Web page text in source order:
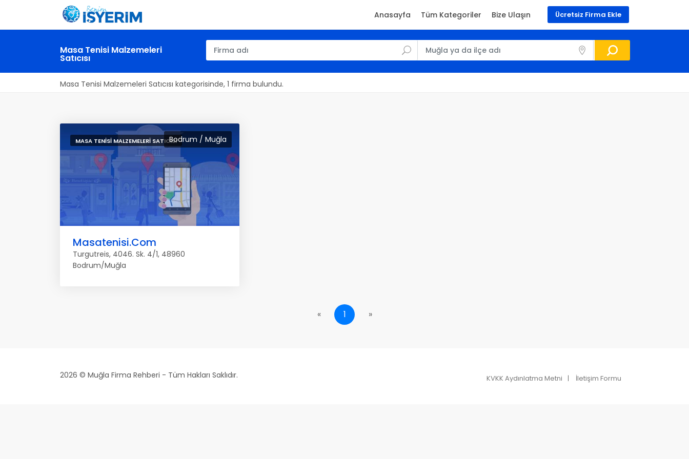
Ücretsiz Firma Ekle
Anasayfa Tüm Kategoriler Bize Ulaşın
Masa Tenisi Malzemeleri
Satıcısı
Masa Tenisi Malzemeleri Satıcısı kategorisinde, 1 firma bulundu.
Bodrum / Muğla
MASA TENISI MALZEMELERI SATICISI
Masatenisi.Com
Turgutreis, 4046. Sk. 4/1, 48960
Bodrum/Muğla
« 1 »
2026 © Muğla Firma Rehberi - Tüm Hakları Saklıdır. KVKK Aydınlatma Metni İletişim Formu